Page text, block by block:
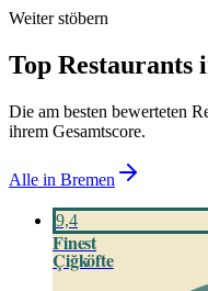
Weiter stöbern
Top Restaurants
Die am besten bewerteten
ihrem Gesamtscore.
Alle in Bremen
9,4
Finest
Çiğköfte